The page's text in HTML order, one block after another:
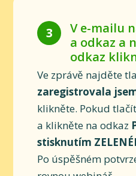
3
V e-mailu
a odkaz a
odkaz
Ve zprávě najděte
zaregistrovala
klikněte. Pokud
a klikněte na odkaz
stisknutím
Po úspěšném